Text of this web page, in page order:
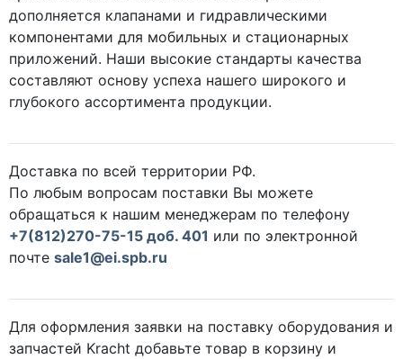
дополняется клапанами и гидравлическими
компонентами для мобильных и стационарных
приложений. Наши высокие стандарты качества
составляют основу успеха нашего широкого и
глубокого ассортимента продукции.
Доставка по всей территории РФ.
По любым вопросам поставки Вы можете
обращаться к нашим менеджерам по телефону
+7(812)270-75-15 доб. 401 или по электронной
почте sale1@ei.spb.ru
Для оформления заявки на поставку оборудования и
запчастей Kracht добавьте товар в корзину и